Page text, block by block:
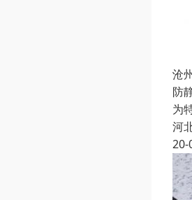
沧
防
为
河
20-